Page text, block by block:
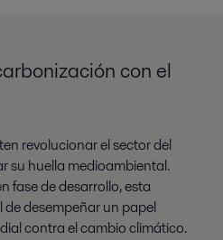
con el
revolucionar el sector del
su huella medioambiental.
fase de desarrollo, esta
desempeñar un papel
contra el cambio climático.